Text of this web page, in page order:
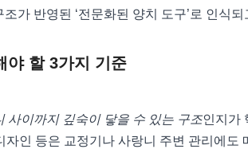
가 반영된 ‘전문화된 양치 도구’로 인식
야 할 3가지 기준
사이까지 깊숙이 닿을 수 있는 구조인지가
자인 등은 교정기나 사랑니 주변 관리에도